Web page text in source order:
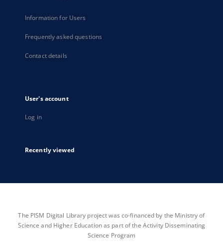
Information for Users
Frequently asked questions
Contact details
User's account
Log in
Recently viewed
The PISM Digital Library project was co-financed by the Ministry of
Science and Higher Education as part of the Activity Disseminating
Science Program